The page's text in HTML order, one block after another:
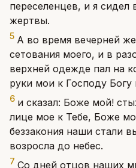
переселенцев, и я сидел
жертвы.
5 А во время вечерней
сетования моего, и в
верхней одежде пал на
руки мои к Господу
6 и сказал: Боже мой!
лице мое к Тебе, Боже
беззакония наши стали
возросла до небес.
7 Со дней отцов наших